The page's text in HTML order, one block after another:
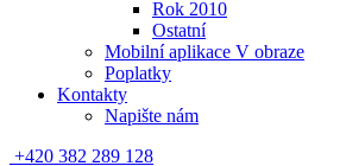
Rok 2010
Ostatní
Mobilní aplikace V obraze
Poplatky
Kontakty
Napište nám
+420 382 289 128